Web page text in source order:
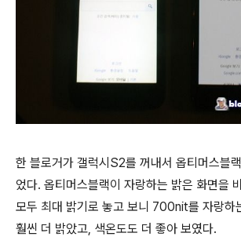
한 블로거가 갤럭시S2를 꺼내서 옵티머스블
었다. 옵티머스블랙이 자랑하는 밝은 화면을
모두 최대 밝기로 놓고 보니 700nit를 자랑하
훨씬 더 밝았고, 색온도도 더 좋아 보였다.